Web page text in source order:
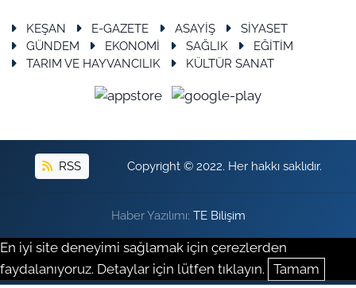
KEŞAN E-GAZETE ASAYİŞ
SİYASET
GÜNDEM
EKONOMİ SAĞLIK
EĞİTİM
TARIM VE HAYVANCILIK
KÜLTÜR SANAT
RSS Copyright © 2022. Her hakkı saklıdır.
Haber Yazılımı: TE Bilişim
En iyi site deneyimi sağlamak için çerezlerden
faydalanıyoruz. Detaylar için lütfen tıklayın. Tamam